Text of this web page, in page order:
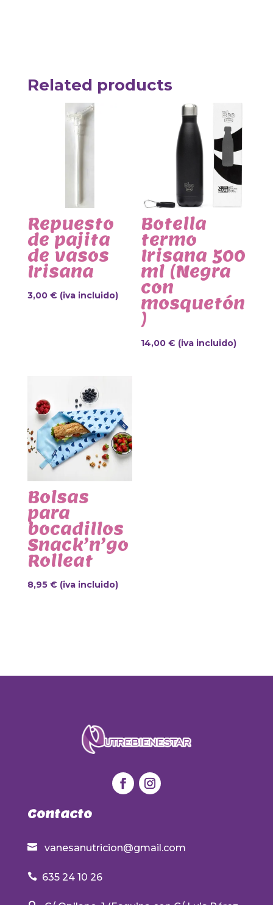
Related products
Repuesto
de pajita
de vasos
Irisana
3,00 € (iva incluido)
Botella
termo
Irisana 500
ml (Negra
con
mosquetón
)
14,00€ (iva incluido)
Bolsas
para
bocadillos
Snack’n’go
Rolleat
8,95 € (iva incluido)
Contacto
 vanesanutricion@gmail.com
 635 24 10 26